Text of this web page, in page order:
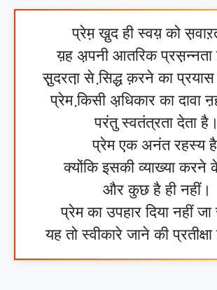
प्रेम़ खु़द ही स्वय़ को
य़ह अ़पनी आतरिक प्रस़न्नता
सु़दरता़ से सि़द्ध क़रने का
प्रेम कि़सी अ़धिकार का दावा
परंतु स्वतंत्रता देता है।
प्रेम एक अनंत रहस्य
क्योंकि इसकी व्याख्या करने
और कुछ है ही नहीं।
प्रेम का उपहार दिया नहीं
यह तो स्वीकारे जाने की